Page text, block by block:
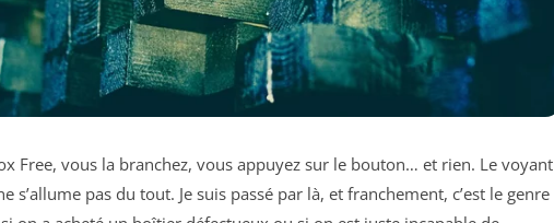
Free, vous la branchez, vous appuyez sur le bouton… et rien. Le voyant
s’allume pas du tout. Je suis passé par là, et franchement, c’est le genre